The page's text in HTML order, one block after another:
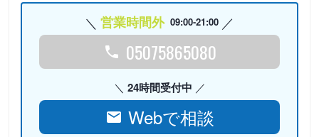
営業時間外 09:00-21:00
05075865080
24時間受付中
Webで相談